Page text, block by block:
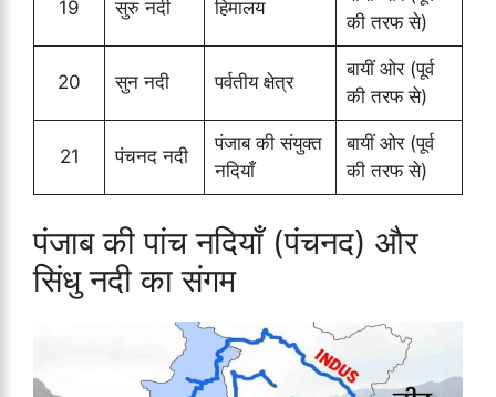
19 सुरु नदी हिमालय
की तरफ से)
20 सुन नदी पर्वतीय क्षेत्र
बायीं ओर (पूर्व
की तरफ से)
21 पंचनद नदी
पंजाब की संयुक्त
नदियाँ
बायीं ओर (पूर्व
की तरफ से)
पंजाब की पांच नदियाँ (पंचनद) और
सिंधु नदी का संगम